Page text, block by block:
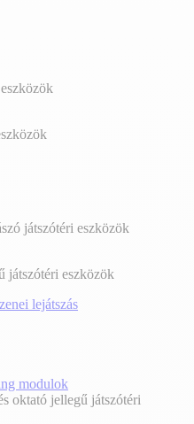
játszótéri eszközök
játszótéri eszközök
lejátszás
modulok
oktató jellegű játszótéri